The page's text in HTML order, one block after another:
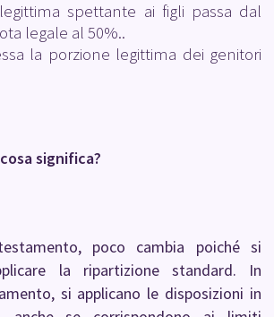
spettante ai figli passa dal
legale al 50%..
la porzione legittima dei genitori
significa?
poco cambia poiché si
la ripartizione standard. In
si applicano le disposizioni in